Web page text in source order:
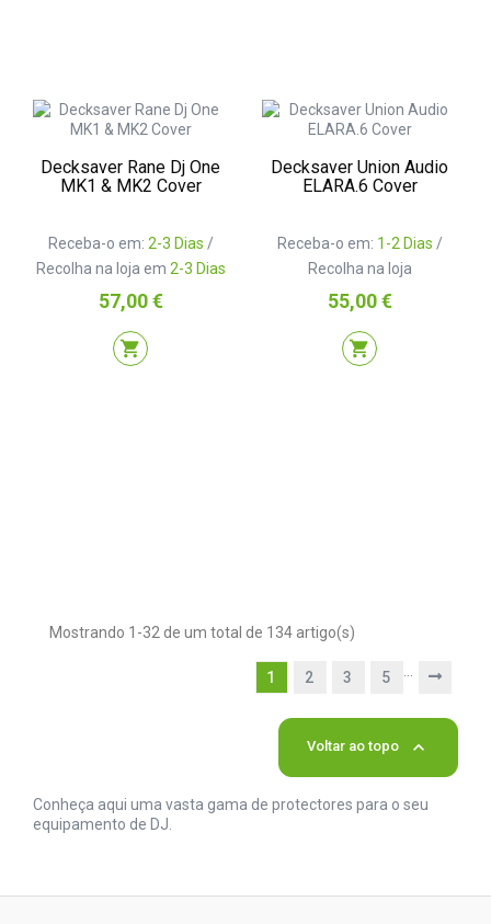
Decksaver Rane Dj One
MK1 & MK2 Cover
Receba-o em: 2-3 Dias /
Recolha na loja em 2-3 Dias
Preço
57,00 €
shopping_cart
Decksaver Union Audio
ELARA.6 Cover
Receba-o em: 1-2 Dias /
Recolha na loja
Preço
55,00 €
shopping_cart
Mostrando 1-32 de um total de 134 artigo(s)
1 2 3 5
Voltar ao topo 
Conheça aqui uma vasta gama de protectores para o seu
equipamento de DJ.